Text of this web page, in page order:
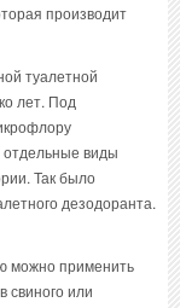
производит
туалетной
лет. Под
отдельные виды
Так было
дезодоранта.
можно применить
свиного или